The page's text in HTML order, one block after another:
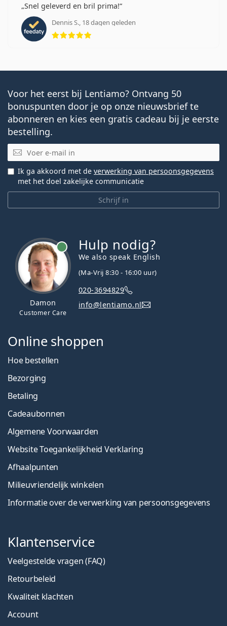
Snel geleverd en bril prima!
Dennis S., 18 dagen geleden
Beoordeling 5 van 5
Voor het eerst bij Lentiamo? Ontvang 50
bonuspunten door je op onze nieuwsbrief te
abonneren en kies een gratis cadeau bij je eerste
bestelling.
E-mail
Schrijf in
Ik ga akkoord met de verwerking van persoonsgegevens
met het doel zakelijke communicatie
Damon
Customer Care
Hulp nodig?
We also speak English
(Ma-Vrij 8:30 - 16:00 uur)
020-3694829
info@lentiamo.nl
Online shoppen
Hoe bestellen
Bezorging
Betaling
Cadeaubonnen
Algemene Voorwaarden
Website Toegankelijkheid Verklaring
Afhaalpunten
Milieuvriendelijk winkelen
Informatie over de verwerking van persoonsgegevens
Klantenservice
Veelgestelde vragen (FAQ)
Retourbeleid
Kwaliteit klachten
Account